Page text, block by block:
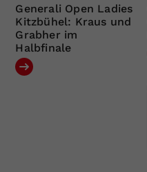
Generali Open Ladies
Kitzbühel: Kraus und
Grabher im
Halbfinale